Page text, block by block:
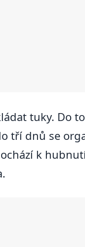
tuky. Do
tří dnů se
k